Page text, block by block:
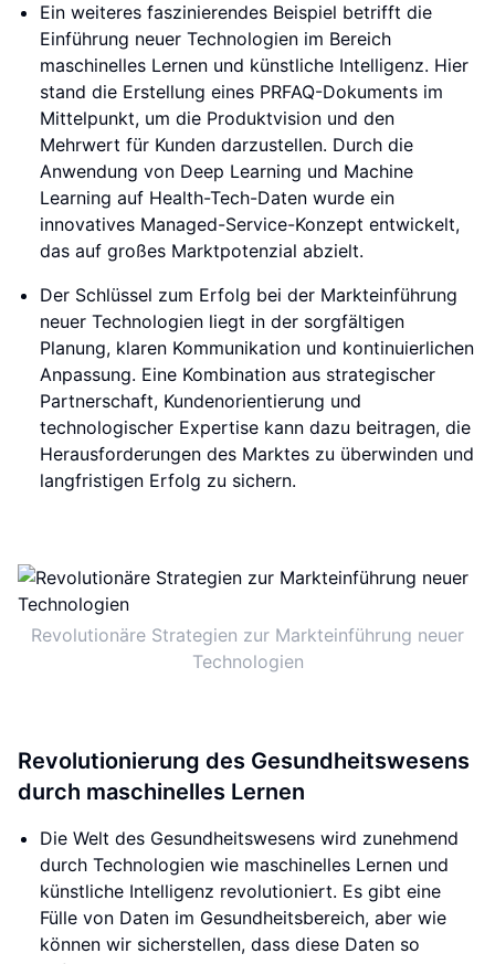
Ein weiteres faszinierendes Beispiel betrifft die
Einführung neuer Technologien im Bereich
maschinelles Lernen und künstliche Intelligenz. Hier
stand die Erstellung eines PRFAQ-Dokuments im
Mittelpunkt, um die Produktvision und den
Mehrwert für Kunden darzustellen. Durch die
Anwendung von Deep Learning und Machine
Learning auf Health-Tech-Daten wurde ein
innovatives Managed-Service-Konzept entwickelt,
das auf großes Marktpotenzial abzielt.
Der Schlüssel zum Erfolg bei der Markteinführung
neuer Technologien liegt in der sorgfältigen
Planung, klaren Kommunikation und kontinuierlichen
Anpassung. Eine Kombination aus strategischer
Partnerschaft, Kundenorientierung und
technologischer Expertise kann dazu beitragen, die
Herausforderungen des Marktes zu überwinden und
langfristigen Erfolg zu sichern.
Revolutionäre Strategien zur Markteinführung neuer
Technologien
Revolutionierung des Gesundheitswesens
durch maschinelles Lernen
Die Welt des Gesundheitswesens wird zunehmend
durch Technologien wie maschinelles Lernen und
künstliche Intelligenz revolutioniert. Es gibt eine
Fülle von Daten im Gesundheitsbereich, aber wie
können wir sicherstellen, dass diese Daten so